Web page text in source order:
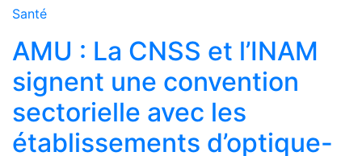
Santé
AMU : La CNSS et l’INAM
signent une convention
sectorielle avec les
établissements d’optique-